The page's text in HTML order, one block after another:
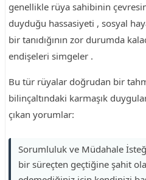
genellikle rüya sahibinin
duyduğu hassasiyeti , sosyal
bir tanıdığının zor durumda
endişeleri simgeler .
Bu tür rüyalar doğrudan bir
bilinçaltındaki karmaşık
çıkan yorumlar:
Sorumluluk ve Müdahale
bir süreçten geçtiğine şahit